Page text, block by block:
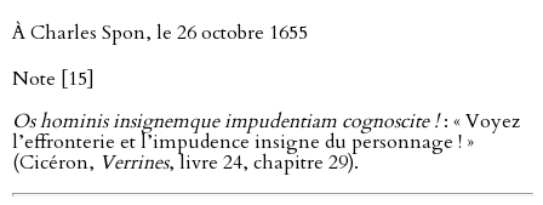
À Charles Spon, le 26 octobre 1655
Note [15]
Os hominis insignemque impudentiam cognoscite !: « Voyez
l’effronterie et l’impudence insigne du personnage ! »
(Cicéron, Verrines, livre 24, chapitre 29).